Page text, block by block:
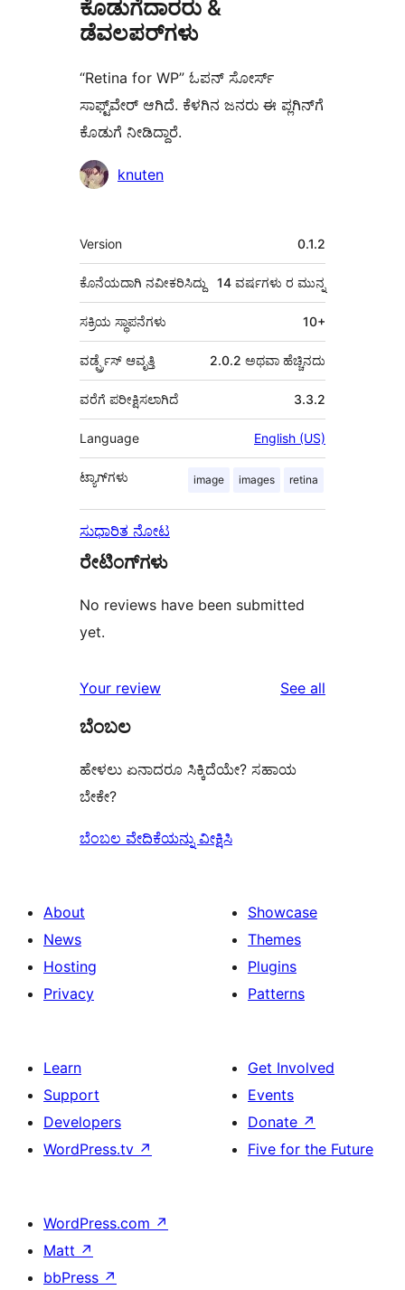
ಕೊಡುಗೆದಾರರು &
ಡೆವಲಪರ್‌ಗಳು
“Retina for WP” ಓಪನ್ ಸೋರ್ಸ್
ಸಾಫ್ಟ್‌ವೇರ್ ಆಗಿದೆ. ಕೆಳಗಿನ ಜನರು ಈ ಪ್ಲಗಿನ್‌ಗೆ
ಕೊಡುಗೆ ನೀಡಿದ್ದಾರೆ.
ಕೊಡುಗೆದಾರರು
knuten
ಮೆಟಾ
Version 0.1.2
ಕೊನೆಯದಾಗಿ ನವೀಕರಿಸಿದ್ದು 14 ವರ್ಷಗಳು ರ ಮುನ್ನ
ಸಕ್ರಿಯ ಸ್ಥಾಪನೆಗಳು 10+
ವರ್ಡ್ಪ್ರೆಸ್ ಆವೃತ್ತಿ 2.0.2 ಅಥವಾ ಹೆಚ್ಚಿನದು
3.3.2
ವರೆಗೆ ಪರೀಕ್ಷಿಸಲಾಗಿದೆ
Language English (US)
ಟ್ಯಾಗ್‌ಗಳು image images retina
ಸುಧಾರಿತ ನೋಟ
ರೇಟಿಂಗ್‌ಗಳು
No reviews have been submitted
yet.
Your review See all
ಬೆಂಬಲ
ಹೇಳಲು ಏನಾದರೂ ಸಿಕ್ಕಿದೆಯೇ? ಸಹಾಯ
ಬೇಕೇ?
ಬೆಂಬಲ ವೇದಿಕೆಯನ್ನು ವೀಕ್ಷಿಸಿ
About
News
Hosting
Privacy
Showcase
Themes
Plugins
Patterns
Learn
Support
Developers
WordPress.tv ↗
Get Involved
Events
Donate ↗
Five for the Future
WordPress.com ↗
Matt ↗
bbPress ↗